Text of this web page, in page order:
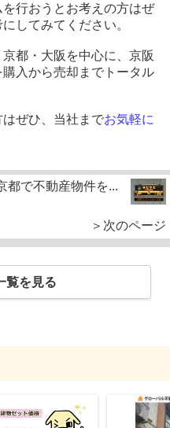
行おうとお考えの方はぜ
してみてください。
都・大阪を中心に、京阪
入から売却までトータル
はぜひ、当社までお気軽に
都で不動産物件を...
＞次のページ
覧を見る